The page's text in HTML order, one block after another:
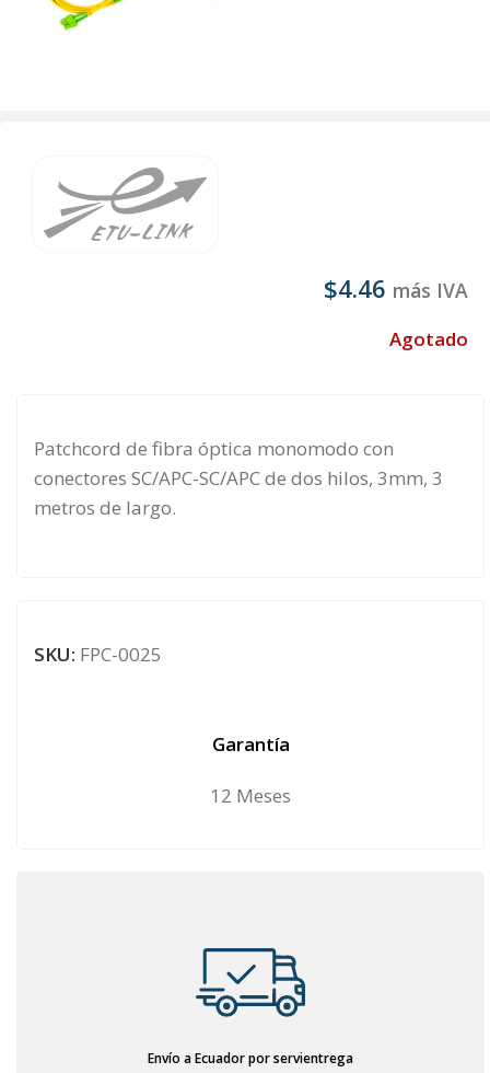
$4.46 más IVA
Agotado
Patchcord de fibra óptica monomodo con
conectores SC/APC-SC/APC de dos hilos, 3mm, 3
metros de largo.
SKU: FPC-0025
Garantía
12 Meses
Envío a Ecuador por servientrega